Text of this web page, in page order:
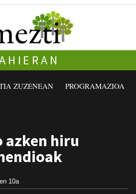
ZUZENEAN PROGRAMAZIOA
hiru
10a